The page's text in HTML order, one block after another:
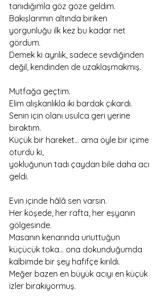
tanıdığımla göz göze geldim.
Bakışlarımın altında biriken
yorgunluğu ilk kez bu kadar net
gördüm.
Demek ki ayrılık, sadece sevdiğinden
değil, kendinden de uzaklaşmakmış.
Mutfağa geçtim.
Elim alışkanlıkla iki bardak çıkardı.
Senin için olanı usulca geri yerine
bıraktım.
Küçük bir hareket… ama öyle bir içime
oturdu ki,
yokluğunun tadı çaydan bile daha acı
geldi.
Evin içinde hâlâ sen varsın.
Her köşede, her rafta, her eşyanın
gölgesinde.
Masanın kenarında unuttuğun
küçücük toka… ona dokunduğumda
kalbimde bir şey hafifçe kırıldı.
Meğer bazen en büyük acıyı en küçük
izler bırakıyormuş.